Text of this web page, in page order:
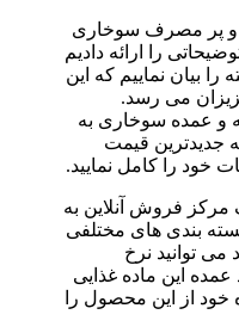
و پر مصرف سوخاری
را ارائه دادیم
بیان نماییم که این
می رسد.
و عمده سوخاری به
جدیدترین قیمت
خود را کامل نمایید.
فروش آنلاین به
بندی های مختلفی
می توانید نرخ
این ماده غذایی
خود از این محصول را